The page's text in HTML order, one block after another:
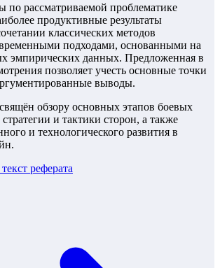
по рассматриваемой проблематике
продуктивные результаты
классических методов
подходами, основанными на
эмпирических данных. Предложенная в
позволяет учесть основные точки
выводы.
обзору основных этапов боевых
и тактики сторон, а также
и технологического развития в
реферата